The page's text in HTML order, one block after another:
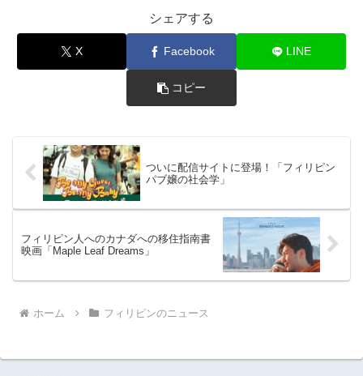
シェアする
X Facebook LINE
コピー
ついに配信サイトに登場！「フィリピン
パブ嬢の社会学」
フィリピン人へのカナダへの移住指南書
映画「Maple Leaf Dreams」
ホーム フィリピンのニュース